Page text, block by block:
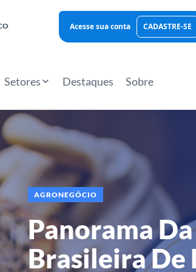
Acesse sua conta CADASTRE-SE
Setores Destaques Sobre
AGRONEGÓCIO
Panorama
Brasileira De